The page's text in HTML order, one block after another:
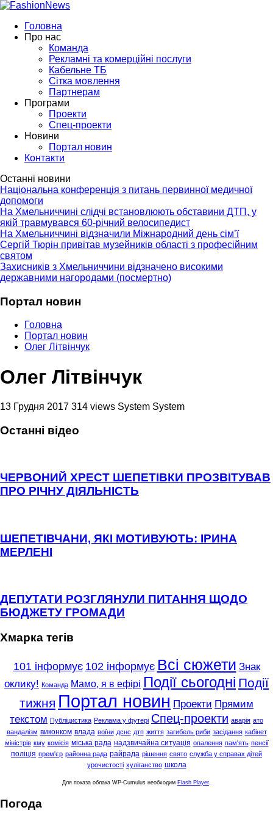
Головна
Про нас
Команда
Рекламні та комерційні послуги
Кабельне ТБ
Сітка мовлення
Партнерам
Програми
Проекти
Спец-проекти
Новини
Портал новин
Контакти
Останні новини
Національна конференція з питань первинної медичної
допомоги
На Хмельниччині слідчі встановлюють обставини ДТП, у
якій травмувався 60-річний велосипедист
На Хмельниччині відзначили Міжнародний день сім’ї
Сергій Тюрін привітав музейників області з професійним
святом
Захисників з Хмельниччини відзначено високими
державними нагородами (посмертно)
Портал новин
Головна
Портал новин
Олег Літвінчук
Олег Літвінчук
13 Грудня 2017 314 views System System
Останні відео
ЧЕРВОНИЙ ХРЕСТ ШЕПЕТІВКИ ПРОЗВІТУВАВ
ПРО РІЧНУ ДІЯЛЬНІСТЬ
ШЕПЕТІВЧАНИ, ЯКІ МОТИВУЮТЬ: ІРИНА
МЕРЛЕНІ
ДЕПУТАТИ РОЗГЛЯНУЛИ ПИТАННЯ ЩОДО
БЮДЖЕТУ ГРОМАДИ
Хмарка тегів
101 інформує 102 інформує Всі сюжети Знак
оклику! Команда Мамо, я в ефірі Події сьогодні Події
тижня Портал новин Проекти Прямим
текстом Публіцистика Реклама у футері Спец-проекти аварія ато
вандалізм виконком влада воїни дснс дтп життя загибель риби засідання кабінет
міністрів кму комісія міська рада надзвичайна ситуація опалення пам'ять пенсії
поліція прем'єр районна рада райрада рішення свято служба у справах дітей
урочистості хуліганство школа
Для показа облака WP-Cumulus необходим Flash Player
Погода